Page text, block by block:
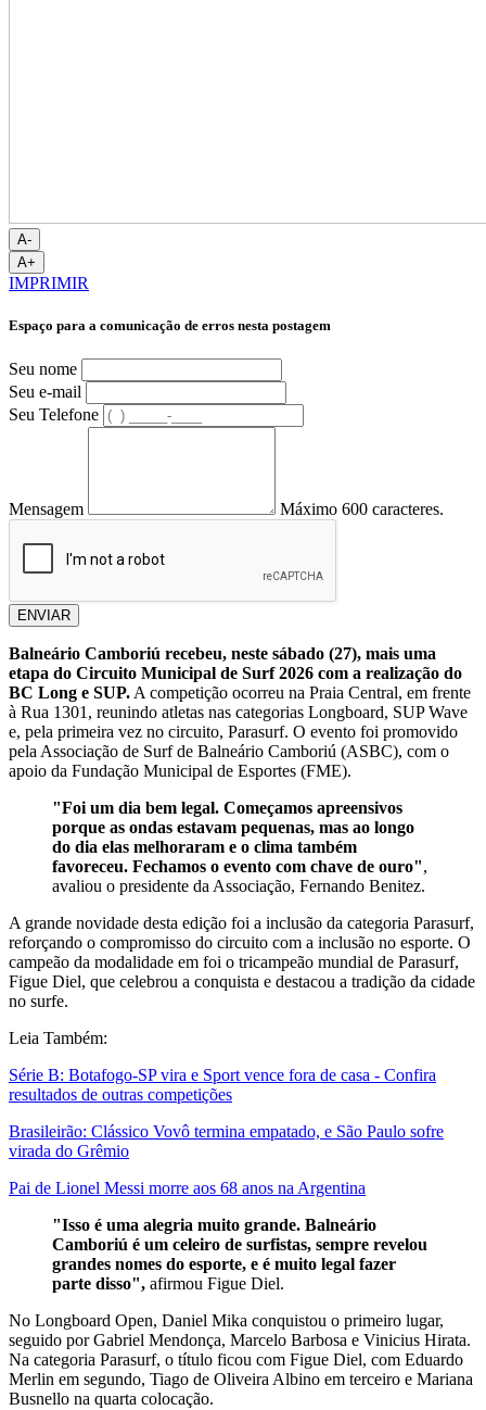
A-
A+
IMPRIMIR
Espaço para a comunicação de erros nesta postagem
Seu nome
Seu e-mail
Seu Telefone
Mensagem Máximo 600 caracteres.
ENVIAR
Balneário Camboriú recebeu, neste sábado (27), mais uma
etapa do Circuito Municipal de Surf 2026 com a realização do
BC Long e SUP.A competição ocorreu na Praia Central, em frente
à Rua 1301, reunindo atletas nas categorias Longboard, SUP Wave
e, pela primeira vez no circuito, Parasurf. O evento foi promovido
pela Associação de Surf de Balneário Camboriú (ASBC), com o
apoio da Fundação Municipal de Esportes (FME).
"Foi um dia bem legal. Começamos apreensivos
porque as ondas estavam pequenas, mas ao longo
do dia elas melhoraram e o clima também
favoreceu. Fechamos o evento com chave de ouro",
avaliou o presidente da Associação, Fernando Benitez.
A grande novidade desta edição foi a inclusão da categoria Parasurf,
reforçando o compromisso do circuito com a inclusão no esporte. O
campeão da modalidade em foi o tricampeão mundial de Parasurf,
Figue Diel, que celebrou a conquista e destacou a tradição da cidade
no surfe.
Leia Também:
Série B: Botafogo-SP vira e Sport vence fora de casa - Confira
resultados de outras competições
Brasileirão: Clássico Vovô termina empatado, e São Paulo sofre
virada do Grêmio
Pai de Lionel Messi morre aos 68 anos na Argentina
"Isso é uma alegria muito grande. Balneário
Camboriú é um celeiro de surfistas, sempre revelou
grandes nomes do esporte, e é muito legal fazer
parte disso", afirmou Figue Diel.
No Longboard Open, Daniel Mika conquistou o primeiro lugar,
seguido por Gabriel Mendonça, Marcelo Barbosa e Vinicius Hirata.
Na categoria Parasurf, o título ficou com Figue Diel, com Eduardo
Merlin em segundo, Tiago de Oliveira Albino em terceiro e Mariana
Busnello na quarta colocação.